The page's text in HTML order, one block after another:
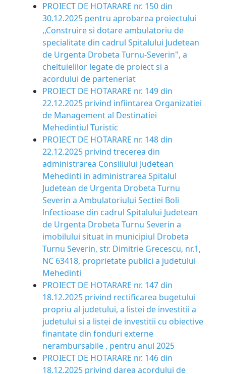
PROIECT DE HOTARARE nr. 150 din
30.12.2025 pentru aprobarea proiectului
,,Construire si dotare ambulatoriu de
specialitate din cadrul Spitalului Judetean
de Urgenta Drobeta Turnu-Severin", a
cheltuielilor legate de proiect si a
acordului de parteneriat
PROIECT DE HOTARARE nr. 149 din
22.12.2025 privind infiintarea Organizatiei
de Management al Destinatiei
Mehedintiul Turistic
PROIECT DE HOTARARE nr. 148 din
22.12.2025 privind trecerea din
administrarea Consiliului Judetean
Mehedinti in administrarea Spitalul
Judetean de Urgenta Drobeta Turnu
Severin a Ambulatoriului Sectiei Boli
lnfectioase din cadrul Spitalului Judetean
de Urgenta Drobeta Turnu Severin a
imobilului situat in municipiul Drobeta
Turnu Severin, str. Dimitrie Grecescu, nr.1,
NC 63418, proprietate publici a judetului
Mehedinti
PROIECT DE HOTARARE nr. 147 din
18.12.2025 privind rectificarea bugetului
propriu al judetului, a listei de investitii a
judetului si a listei de investitii cu obiective
finantate din fonduri externe
nerambursabile , pentru anul 2025
PROIECT DE HOTARARE nr. 146 din
18.12.2025 privind darea acordului de